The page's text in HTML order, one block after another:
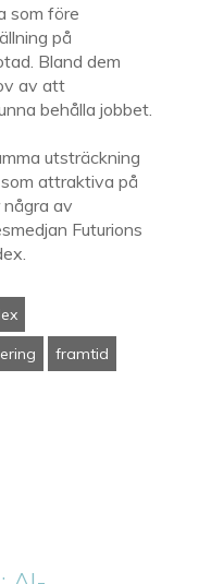
som före
på
Bland dem
av att
behålla jobbet.
utsträckning
attraktiva på
av
Futurions
framtid